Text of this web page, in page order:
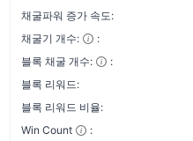
채굴파워 증가 속도:
채굴기 개수:
:
블록 채굴 개수:
:
블록 리워드:
블록 리워드 비율:
Win Count
: